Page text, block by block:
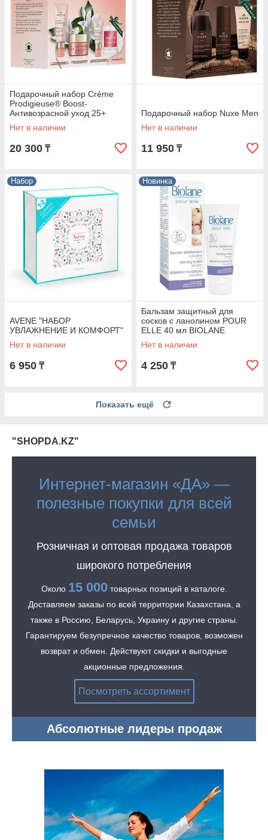
Подарочный набор Crème
Prodigieuse® Boost-
Антивозрасной уход 25+
NUXE
Нет в наличии
20 300 ₸
Подарочный набор Nuxe Men
Нет в наличии
11 950 ₸
Набор
AVENE "НАБОР
УВЛАЖНЕНИЕ И КОМФОРТ"
Нет в наличии
6 950 ₸
Новинка
Бальзам защитный для
сосков с ланолином POUR
ELLE 40 мл BIOLANE
Нет в наличии
4 250 ₸
Показать ещё
"SHOPDA.KZ"
Интернет-магазин «ДА» —
полезные покупки для всей
семьи
Розничная и оптовая продажа товаров
широкого потребления
Около 15 000товарных позиций в каталоге.
Доставляем заказы по всей территории Казахстана, а
также в Россию, Беларусь, Украину и другие страны.
Гарантируем безупречное качество товаров, возможен
возврат и обмен. Действуют скидки и выгодные
акционные предложения.
Посмотреть ассортимент
Абсолютные лидеры продаж
Косметика, товары для профилактики и
лечения различных заболеваний,
домашняя медицинская техника,
средства для похудения, галантерея и
многое другое.